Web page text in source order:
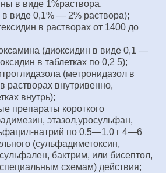
в виде 1%раствора,
в виде 0,1% — 2% раствора);
в растворах от 1400 до
(диоксидин в виде 0,1 —
в таблетках по 0,2 5);
(метронидазол в
растворах внутривенно,
внутрь);
препараты короткого
этазол,уросульфан,
натрий по 0,5—1,0 г 4—6
(сульфадиметоксин,
бактрим, или бисептол,
схемам) действия;